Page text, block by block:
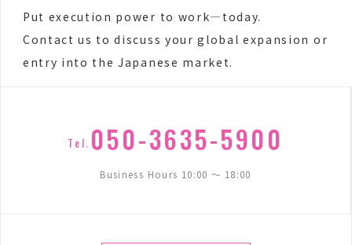
Put execution power to work—today.
Contact us to discuss your global expansion or
entry into the Japanese market.
Tel. 050-3635-5900
Business Hours 10:00 〜 18:00